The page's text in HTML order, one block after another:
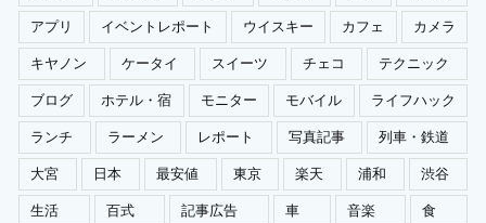
アプリ
イベントレポート ウイスキー カフェ
カメラ
キヤノン
ケータイ スイーツ チェコ
テクニック
ブログ
ホテル・宿 モニター モバイル
ライフハック
ランチ
ラーメン レポート 写真記事
列車・鉄道
大宮
日本 最安値 東京 楽天 浦和
渋谷
生活
百式 記事広告 車 音楽 食